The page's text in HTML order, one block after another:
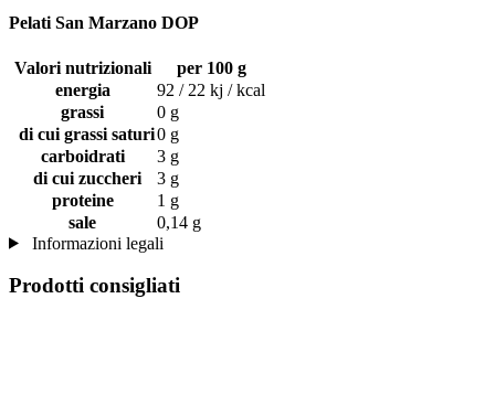
Pelati San Marzano DOP
Valori nutrizionali
per 100 g
energia
92 / 22 kj / kcal
grassi
0 g
di cui grassi saturi0 g
carboidrati
3 g
di cui zuccheri
3 g
proteine
1 g
sale
0,14 g
Informazioni legali
Prodotti consigliati